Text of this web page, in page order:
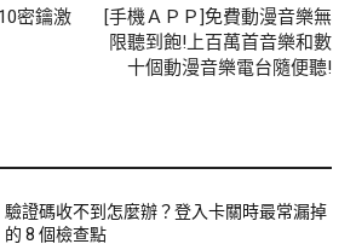
密鑰激
[手機ＡＰＰ]免費動漫音樂無
限聽到飽!上百萬首音樂和數
十個動漫音樂電台隨便聽!
驗證碼收不到怎麼辦？登入卡關時最常漏掉
的 8 個檢查點